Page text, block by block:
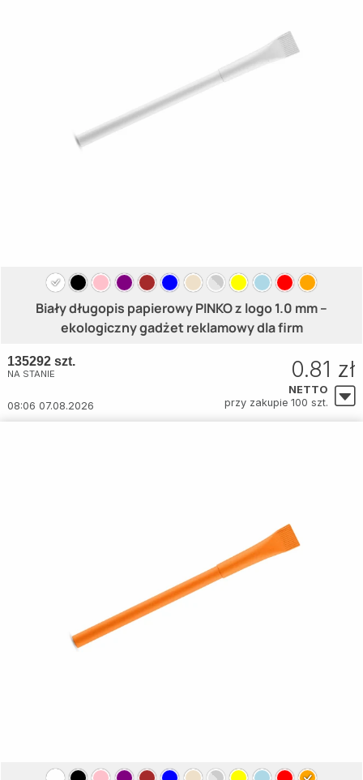
Biały długopis papierowy PINKO z logo 1.0 mm –
ekologiczny gadżet reklamowy dla firm
135292 szt.
NA STANIE
08:06 07.08.2026
0.81 zł
NETTO
przy zakupie 100 szt.